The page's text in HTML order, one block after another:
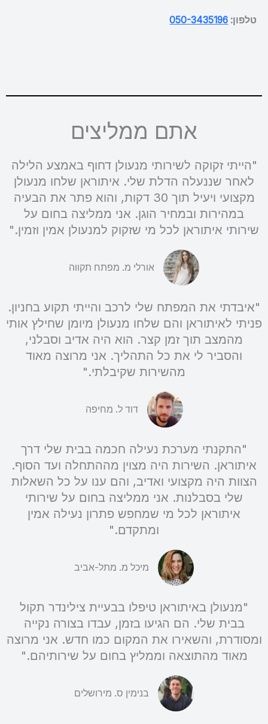
טלפון: 050-3435196
אתם ממליצים
"הייתי זקוקה לשירותי מנעולן דחוף באמצע הלילה
לאחר שננעלה הדלת שלי. איתוראן שלחו מנעולן
מקצועי ויעיל תוך 30 דקות, והוא פתר את הבעיה
במהירות ובמחיר הוגן. אני ממליצה בחום על
שירותי איתוראן לכל מי שזקוק למנעולן אמין וזמין."
אורלי מ. מפתח תקווה
"איבדתי את המפתח שלי לרכב והייתי תקוע בחניון.
פניתי לאיתוראן והם שלחו מנעולן מיומן שחילץ אותי
מהמצב תוך זמן קצר. הוא היה אדיב וסבלני,
והסביר לי את כל התהליך. אני מרוצה מאוד
מהשירות שקיבלתי."
דוד ל. מחיפה
"התקנתי מערכת נעילה חכמה בבית שלי דרך
איתוראן. השירות היה מצוין מההתחלה ועד הסוף.
הצוות היה מקצועי ואדיב, והם ענו על כל השאלות
שלי בסבלנות. אני ממליצה בחום על שירותי
איתוראן לכל מי שמחפש פתרון נעילה אמין
ומתקדם."
מיכל מ. מתל-אביב
"מנעולן באיתוראן טיפלו בבעיית צילינדר תקול
בבית שלי. הם הגיעו בזמן, עבדו בצורה נקייה
ומסודרת, והשאירו את המקום כמו חדש. אני מרוצה
מאוד מהתוצאה וממליץ בחום על שירותיהם."
בנימין ס. מירושלים